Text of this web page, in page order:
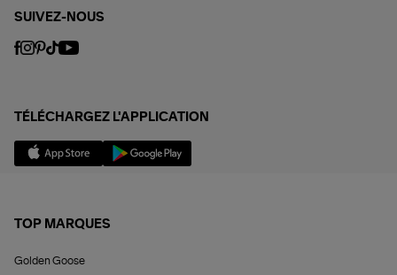
SUIVEZ-NOUS
TÉLÉCHARGEZ L'APPLICATION
TOP MARQUES
Golden Goose